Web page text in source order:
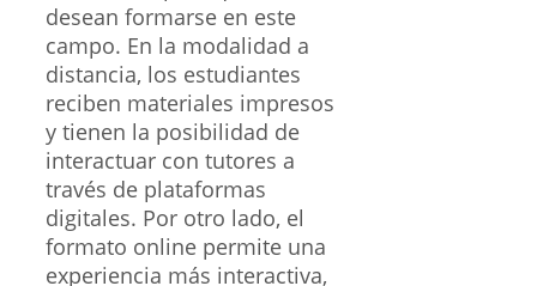
desean formarse en este
campo. En la modalidad a
distancia, los estudiantes
reciben materiales impresos
y tienen la posibilidad de
interactuar con tutores a
través de plataformas
digitales. Por otro lado, el
formato online permite una
experiencia más interactiva,